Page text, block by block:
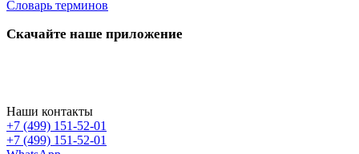
Словарь терминов
Скачайте наше приложение
Наши контакты
+7 (499) 151-52-01
+7 (499) 151-52-01